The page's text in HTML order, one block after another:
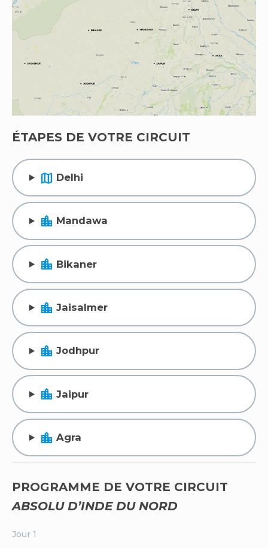
ÉTAPES DE VOTRE CIRCUIT
map Delhi
location_city Mandawa
location_city Bikaner
location_city Jaisalmer
location_city Jodhpur
location_city Jaipur
location_city Agra
PROGRAMME DE VOTRE CIRCUIT
ABSOLU D’INDE DU NORD
Jour 1